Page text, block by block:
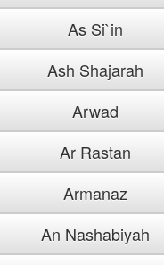
As Si`in
Ash Shajarah
Arwad
Ar Rastan
Armanaz
An Nashabiyah